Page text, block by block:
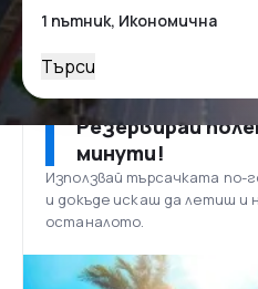
Търси
Резервирай
минути!
Използвай търсачката по-
и докъде искаш да летиш и
останалото.